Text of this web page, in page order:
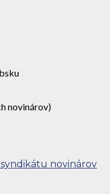
novinárov)
novinárov